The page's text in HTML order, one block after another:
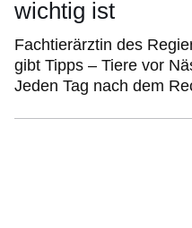
wichtig ist
Fachtierärztin des
gibt Tipps – Tiere vor
Jeden Tag nach dem